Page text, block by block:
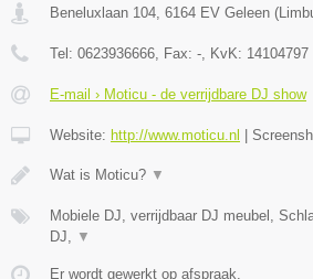
Beneluxlaan 104, 6164 EV Geleen (
Tel: 0623936666, Fax: -, KvK: 14104797
E-mail › Moticu - de verrijdbare DJ show
Website: http://www.moticu.nl
Wat is Moticu? ▼
Mobiele DJ, verrijdbaar DJ meubel,
DJ, ▼
Er wordt gewerkt op afspraak.